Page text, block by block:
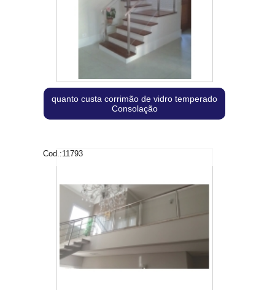
quanto custa corrimão de vidro temperado
Consolação
Cod.:11793